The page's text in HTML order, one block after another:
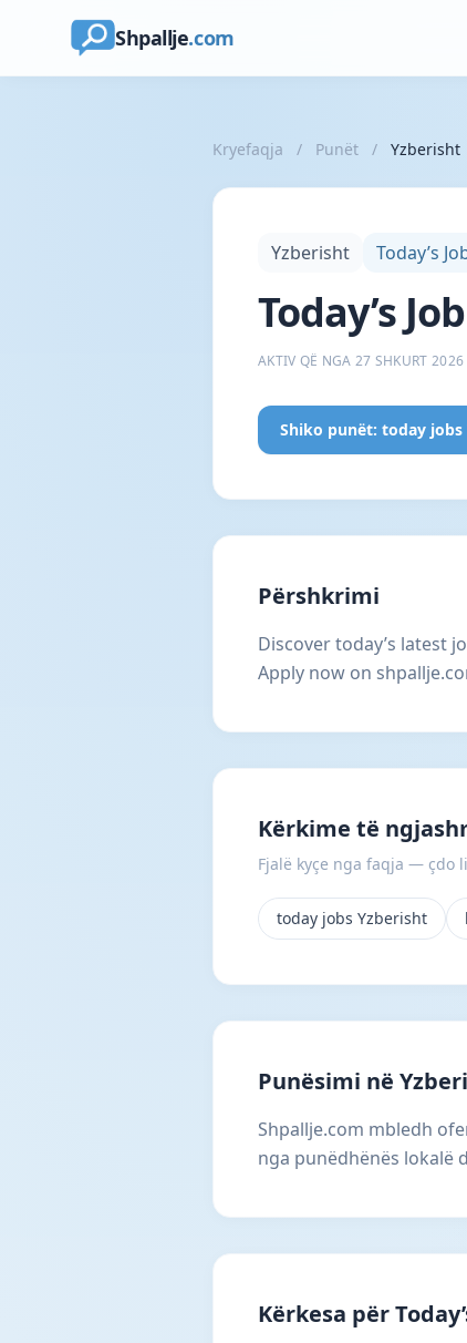
Shpallje.com
Kryefaqja / Punët / Yzberisht
Yzberisht Today’s
Today’s
AKTIV QË NGA 27 SHKURT 2026
Shiko punët: today jobs
Përshkrimi
Discover today’s latest
Apply now on
Kërkime të
Fjalë kyçe nga faqja — çdo
today jobs Yzberisht
Punësimi në
Shpallje.com mbledh
nga punëdhënës lokalë
Kërkesa për